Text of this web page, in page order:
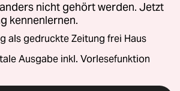
nicht gehört werden. Jetzt
kennenlernen.
als gedruckte Zeitung frei Haus
Ausgabe inkl. Vorlesefunktion